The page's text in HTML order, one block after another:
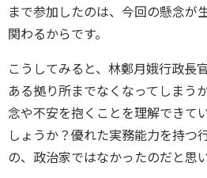
まで参加したのは、今回の懸念が
関わるからです。
こうしてみると、林鄭月娥行政長
ある拠り所までなくなってしまう
念や不安を抱くことを理解できて
しょうか？優れた実務能力を持つ
の、政治家ではなかったのだと思い